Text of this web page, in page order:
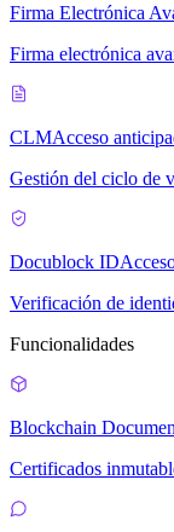
Firma Electrónica
Firma electrónica
CLMAcceso
Gestión del ciclo de
Docublock ID
Verificación de
Funcionalidades
Blockchain
Certificados